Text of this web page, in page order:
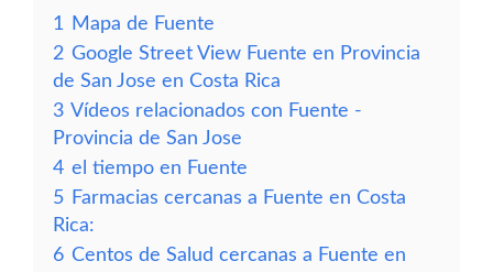
1
Mapa de Fuente
2 Google Street View Fuente en Provincia
de San Jose en Costa Rica
3 Vídeos relacionados con Fuente -
Provincia de San Jose
4 el tiempo en Fuente
5 Farmacias cercanas a Fuente en Costa
Rica:
6 Centos de Salud cercanas a Fuente en